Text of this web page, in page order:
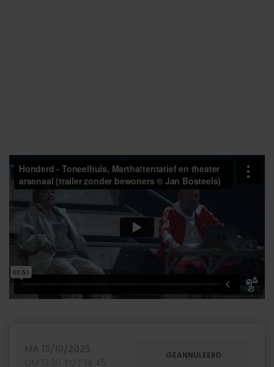
Kelchtermans, Alicia Andries, Tuur Van Boxem
muziek
Thijs Boyen
een productie van
in coproductie metPerpodium
​Met de steun van de taxshelter van de Belgische Federale
Overheid via uFund
GEANNULEERD